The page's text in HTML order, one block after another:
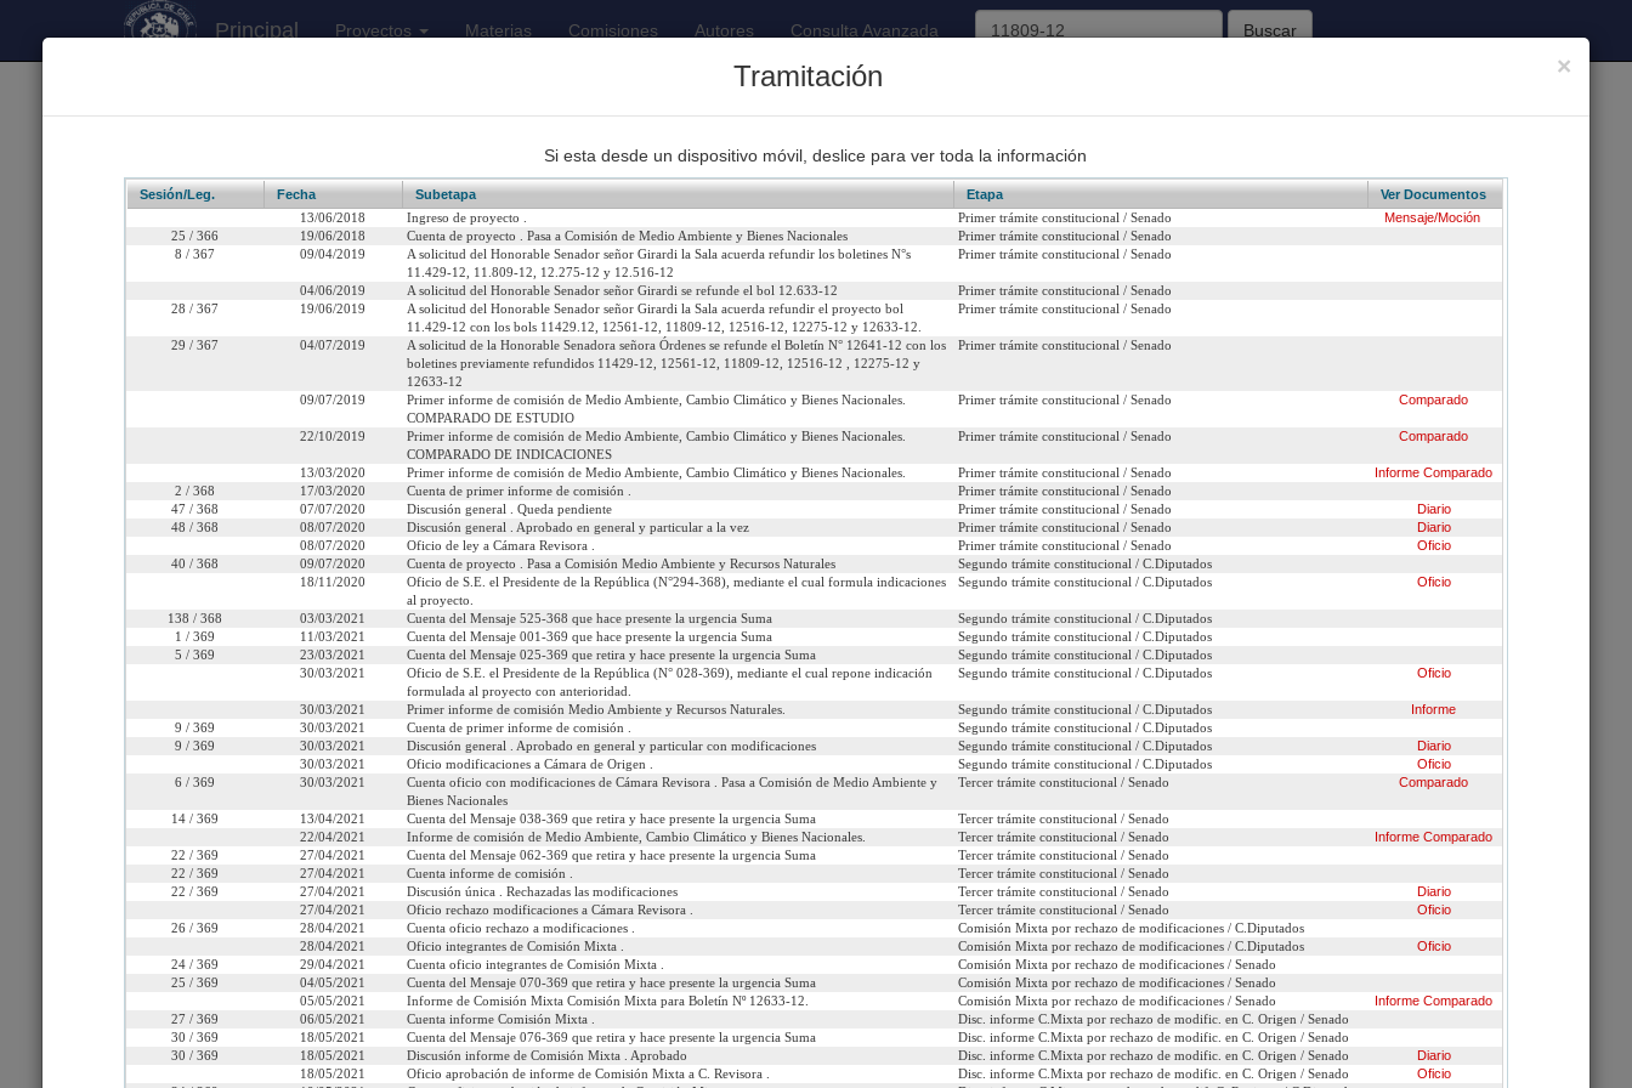
Principal Proyectos Materias Comisiones Autores Consulta Avanzada Buscar
Proyectos Iniciados 2026 170 Proyectos de Ley Despachados 93 Sesiones Celebradas 62
Boletín 11809-12
Para reducir la fabricación de botellas plásticas de un solo uso.
Miércoles 13 de Junio, 2018
Senado
Tipo de Proyecto: Proyecto de ley Refundido:
(Refundido con: 12561-12 / 11429-12 / 11809-12 / 12516-12 / 12275-
12 / 12633-12 *matriz* / 12641-12 )
Etapa: Tramitación terminada
Ley N° 21.368 (Diario Oficial del 13/08/2021)
Link para compartir: http://www.senado.cl/appsenado/templates/tramitacion/index.php?boletin_ini=11809-12
Seleccione la información que desea ver:
Informes Oficios Indicaciones Comparados Urgencias Materias Presentaciones ante Comisión
×
Tramitación
Si esta desde un dispositivo móvil, deslice para ver toda la información
Sesión/Leg. Fecha Subetapa Etapa
Ver Documentos
13/06/2018
Ingreso de proyecto . Primer trámite constitucional / Senado
Mensaje/Moción
25 / 366
19/06/2018 Cuenta de proyecto . Pasa a Comisión de Medio Ambiente y Bienes Nacionales
Primer trámite constitucional / Senado
8 / 367
09/04/2019
A solicitud del Honorable Senador señor Girardi la Sala acuerda refundir los boletines N°s
11.429-12, 11.809-12, 12.275-12 y 12.516-12
Primer trámite constitucional / Senado
04/06/2019 A solicitud del Honorable Senador señor Girardi se refunde el bol 12.633-12
Primer trámite constitucional / Senado
28 / 367
19/06/2019
A solicitud del Honorable Senador señor Girardi la Sala acuerda refundir el proyecto bol
11.429-12 con los bols 11429.12, 12561-12, 11809-12, 12516-12, 12275-12 y 12633-12.
Primer trámite constitucional / Senado
29 / 367 04/07/2019
A solicitud de la Honorable Senadora señora Órdenes se refunde el Boletín N° 12641-12 con los
boletines previamente refundidos 11429-12, 12561-12, 11809-12, 12516-12 , 12275-12 y
12633-12
Primer trámite constitucional / Senado
09/07/2019
Primer informe de comisión de Medio Ambiente, Cambio Climático y Bienes Nacionales.
COMPARADO DE ESTUDIO
Primer trámite constitucional / Senado Comparado
22/10/2019
Primer informe de comisión de Medio Ambiente, Cambio Climático y Bienes Nacionales.
COMPARADO DE INDICACIONES
Primer trámite constitucional / Senado Comparado
13/03/2020 Primer informe de comisión de Medio Ambiente, Cambio Climático y Bienes Nacionales. Primer trámite constitucional / Senado Informe Comparado
2 / 368
17/03/2020 Cuenta de primer informe de comisión .
Primer trámite constitucional / Senado
47 / 368
07/07/2020 Discusión general . Queda pendiente Primer trámite constitucional / Senado
Diario
48 / 368
08/07/2020 Discusión general . Aprobado en general y particular a la vez Primer trámite constitucional / Senado
Diario
08/07/2020
Oficio de ley a Cámara Revisora . Primer trámite constitucional / Senado
Oficio
40 / 368
09/07/2020 Cuenta de proyecto . Pasa a Comisión Medio Ambiente y Recursos Naturales
Segundo trámite constitucional / C.Diputados
18/11/2020
Oficio de S.E. el Presidente de la República (N°294-368), mediante el cual formula indicaciones
al proyecto.
Segundo trámite constitucional / C.Diputados Oficio
138 / 368 03/03/2021 Cuenta del Mensaje 525-368 que hace presente la urgencia Suma
Segundo trámite constitucional / C.Diputados
1 / 369
11/03/2021 Cuenta del Mensaje 001-369 que hace presente la urgencia Suma
Segundo trámite constitucional / C.Diputados
5 / 369
23/03/2021 Cuenta del Mensaje 025-369 que retira y hace presente la urgencia Suma
Segundo trámite constitucional / C.Diputados
30/03/2021
Oficio de S.E. el Presidente de la República (N° 028-369), mediante el cual repone indicación
formulada al proyecto con anterioridad.
Segundo trámite constitucional / C.Diputados Oficio
30/03/2021 Primer informe de comisión Medio Ambiente y Recursos Naturales. Segundo trámite constitucional / C.Diputados
Informe
9 / 369
30/03/2021 Cuenta de primer informe de comisión .
Segundo trámite constitucional / C.Diputados
9 / 369
30/03/2021 Discusión general . Aprobado en general y particular con modificaciones Segundo trámite constitucional / C.Diputados
Diario
30/03/2021
Oficio modificaciones a Cámara de Origen . Segundo trámite constitucional / C.Diputados
Oficio
6 / 369
30/03/2021
Cuenta oficio con modificaciones de Cámara Revisora . Pasa a Comisión de Medio Ambiente y
Bienes Nacionales
Tercer trámite constitucional / Senado Comparado
14 / 369 13/04/2021 Cuenta del Mensaje 038-369 que retira y hace presente la urgencia Suma
Tercer trámite constitucional / Senado
22/04/2021
Informe de comisión de Medio Ambiente, Cambio Climático y Bienes Nacionales. Tercer trámite constitucional / Senado Informe Comparado
22 / 369
27/04/2021 Cuenta del Mensaje 062-369 que retira y hace presente la urgencia Suma
Tercer trámite constitucional / Senado
22 / 369
27/04/2021 Cuenta informe de comisión .
Tercer trámite constitucional / Senado
22 / 369
27/04/2021 Discusión única . Rechazadas las modificaciones Tercer trámite constitucional / Senado
Diario
27/04/2021
Oficio rechazo modificaciones a Cámara Revisora . Tercer trámite constitucional / Senado
Oficio
26 / 369
28/04/2021 Cuenta oficio rechazo a modificaciones .
Comisión Mixta por rechazo de modificaciones / C.Diputados
28/04/2021
Oficio integrantes de Comisión Mixta . Comisión Mixta por rechazo de modificaciones / C.Diputados
Oficio
24 / 369
29/04/2021 Cuenta oficio integrantes de Comisión Mixta .
Comisión Mixta por rechazo de modificaciones / Senado
25 / 369
04/05/2021 Cuenta del Mensaje 070-369 que retira y hace presente la urgencia Suma
Comisión Mixta por rechazo de modificaciones / Senado
05/05/2021
Informe de Comisión Mixta Comisión Mixta para Boletín Nº 12633-12. Comisión Mixta por rechazo de modificaciones / Senado Informe Comparado
27 / 369
06/05/2021 Cuenta informe Comisión Mixta .
Disc. informe C.Mixta por rechazo de modific. en C. Origen / Senado
30 / 369
18/05/2021 Cuenta del Mensaje 076-369 que retira y hace presente la urgencia Suma
Disc. informe C.Mixta por rechazo de modific. en C. Origen / Senado
30 / 369
18/05/2021 Discusión informe de Comisión Mixta . Aprobado Disc. informe C.Mixta por rechazo de modific. en C. Origen / Senado
Diario
18/05/2021
Oficio aprobación de informe de Comisión Mixta a C. Revisora . Disc. informe C.Mixta por rechazo de modific. en C. Origen / Senado
Oficio